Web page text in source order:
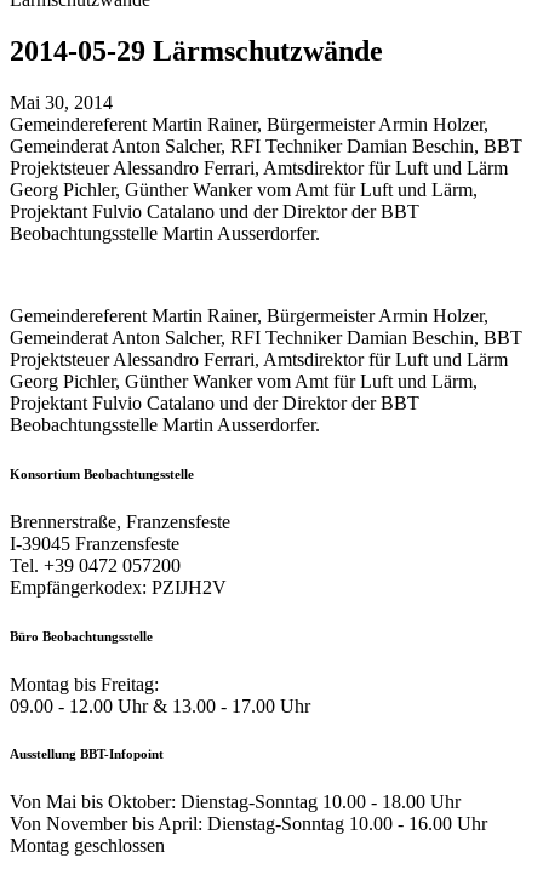
2014-05-29 Lärmschutzwände
Mai 30, 2014
Gemeindereferent Martin Rainer, Bürgermeister Armin Holzer,
Gemeinderat Anton Salcher, RFI Techniker Damian Beschin, BBT
Projektsteuer Alessandro Ferrari, Amtsdirektor für Luft und Lärm
Georg Pichler, Günther Wanker vom Amt für Luft und Lärm,
Projektant Fulvio Catalano und der Direktor der BBT
Beobachtungsstelle Martin Ausserdorfer.
Gemeindereferent Martin Rainer, Bürgermeister Armin Holzer,
Gemeinderat Anton Salcher, RFI Techniker Damian Beschin, BBT
Projektsteuer Alessandro Ferrari, Amtsdirektor für Luft und Lärm
Georg Pichler, Günther Wanker vom Amt für Luft und Lärm,
Projektant Fulvio Catalano und der Direktor der BBT
Beobachtungsstelle Martin Ausserdorfer.
Konsortium Beobachtungsstelle
Brennerstraße, Franzensfeste
I-39045 Franzensfeste
Tel. +39 0472 057200
Empfängerkodex: PZIJH2V
Büro Beobachtungsstelle
Montag bis Freitag:
09.00 - 12.00 Uhr & 13.00 - 17.00 Uhr
Ausstellung BBT-Infopoint
Von Mai bis Oktober: Dienstag-Sonntag 10.00 - 18.00 Uhr
Von November bis April: Dienstag-Sonntag 10.00 - 16.00 Uhr
Montag geschlossen